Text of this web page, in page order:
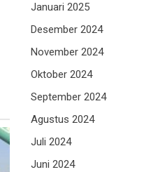
Januari 2025
Desember 2024
November 2024
Oktober 2024
September 2024
Agustus 2024
Juli 2024
Juni 2024